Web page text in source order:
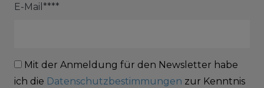
E-Mail****
Mit der Anmeldung für den Newsletter habe
ich die Datenschutzbestimmungen zur Kenntnis